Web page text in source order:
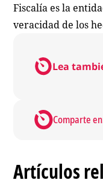
Fiscalía es la
veracidad de los
Lea
Comparte
Artículos